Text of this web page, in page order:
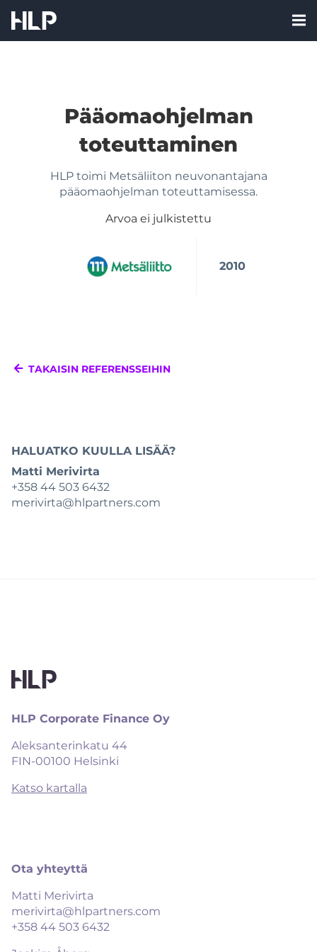
sisältöön
Nav:
EN
Pääomaohjelman
toteuttaminen
HLP toimi Metsäliiton neuvonantajana
pääomaohjelman toteuttamisessa.
Arvoa ei julkistettu
2010
TAKAISIN REFERENSSEIHIN
HALUATKO KUULLA LISÄÄ?
Matti Merivirta
+358 44 503 6432
merivirta@hlpartners.com
HLP Corporate Finance Oy
Aleksanterinkatu 44
FIN-00100 Helsinki
Katso kartalla
Ota yhteyttä
Matti Merivirta
merivirta@hlpartners.com
+358 44 503 6432